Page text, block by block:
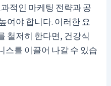
적인 마케팅 전략과 공
여야 합니다. 이러한 요
철저히 한다면, 건강식
스를 이끌어 나갈 수 있습